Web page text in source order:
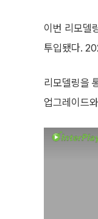
이번 리모델
투입됐다.
리모델링을
업그레이드